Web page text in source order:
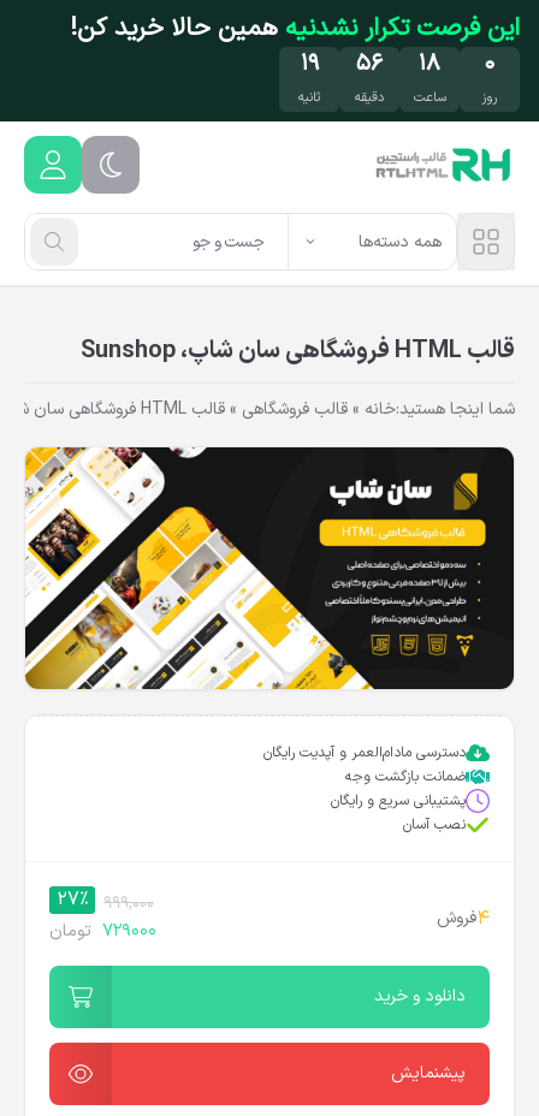
رفتن به محتوای اصلی
این فرصت تکرار نشدنیه همین حالا خرید کن!
۰
روز
۱۸
ساعت
۵۶
دقیقه
۱۸
ثانیه
همه دسته‌ها
قالب HTML فروشگاهی سان شاپ، Sunshop
شما اینجا هستید:خانه »قالب فروشگاهی »قالب HTML فروشگاهی سان شاپ، Sunshop
دسترسی مادام‌العمر و آپدیت رایگان
ضمانت بازگشت وجه
پشتیبانی سریع و رایگان
نصب آسان
4فروش
999,000
27%
729000 تومان
دانلود و خرید
پیشنمایش